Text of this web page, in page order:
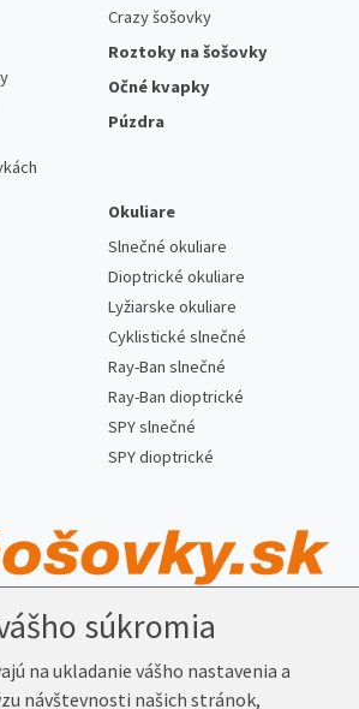
Crazy šošovky
Roztoky na šošovky
Očné kvapky
Púzdra
Okuliare
Slnečné okuliare
Dioptrické okuliare
Lyžiarske okuliare
Cyklistické slnečné
Ray-Ban slnečné
Ray-Ban dioptrické
SPY slnečné
SPY dioptrické
863
súkromia
na ukladanie vášho nastavenia a
návštevnosti našich stránok,